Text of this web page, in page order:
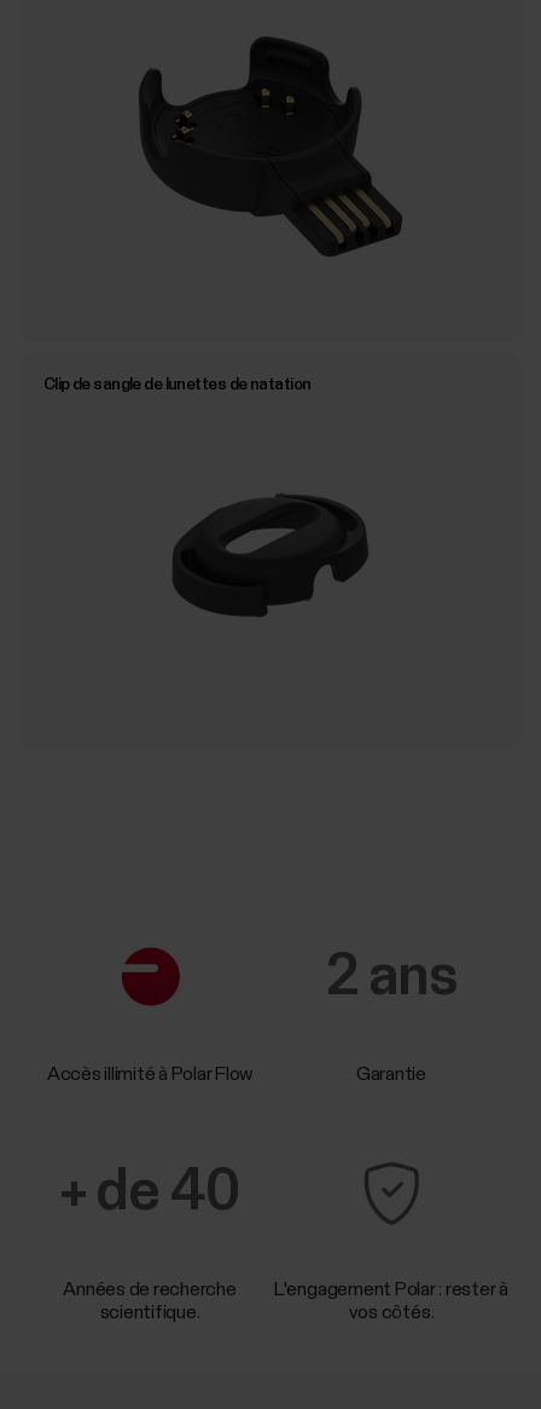
Clip de sangle de lunettes de natation
Accès illimité à Polar Flow
2 ans
Garantie
+ de 40
Années de recherche
scientifique.
L'engagement Polar : rester à
vos côtés.